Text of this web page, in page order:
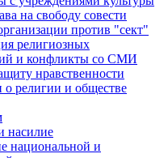
на свободу совести
против "сект"
религиозных
и конфликты со СМИ
нравственности
о религии и обществе
насилие
национальной и